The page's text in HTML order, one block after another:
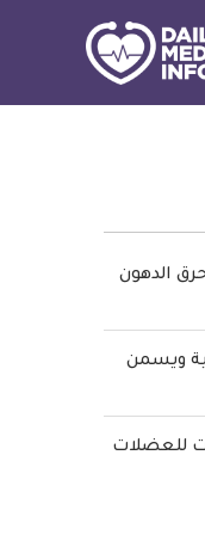
الدهون
ويسمن
للعضلات